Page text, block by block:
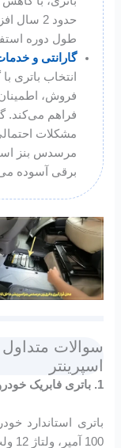
حدود 2
طول دوره
گارانتی و
انتخاب باتری
فروش،
فراهم می‌کند.
مشکلات
مرسدس بنز
برقی آسوده
سوالات
اسپرینتر
1. باتری فابریک خودرو ون مرسدس بنز اسپرینتر چند آمپر است؟
باتری استاندارد
100 آمپر، ولتاژ 12 ولت، قالب L5 با چینش قطب چپ می‌باشد.